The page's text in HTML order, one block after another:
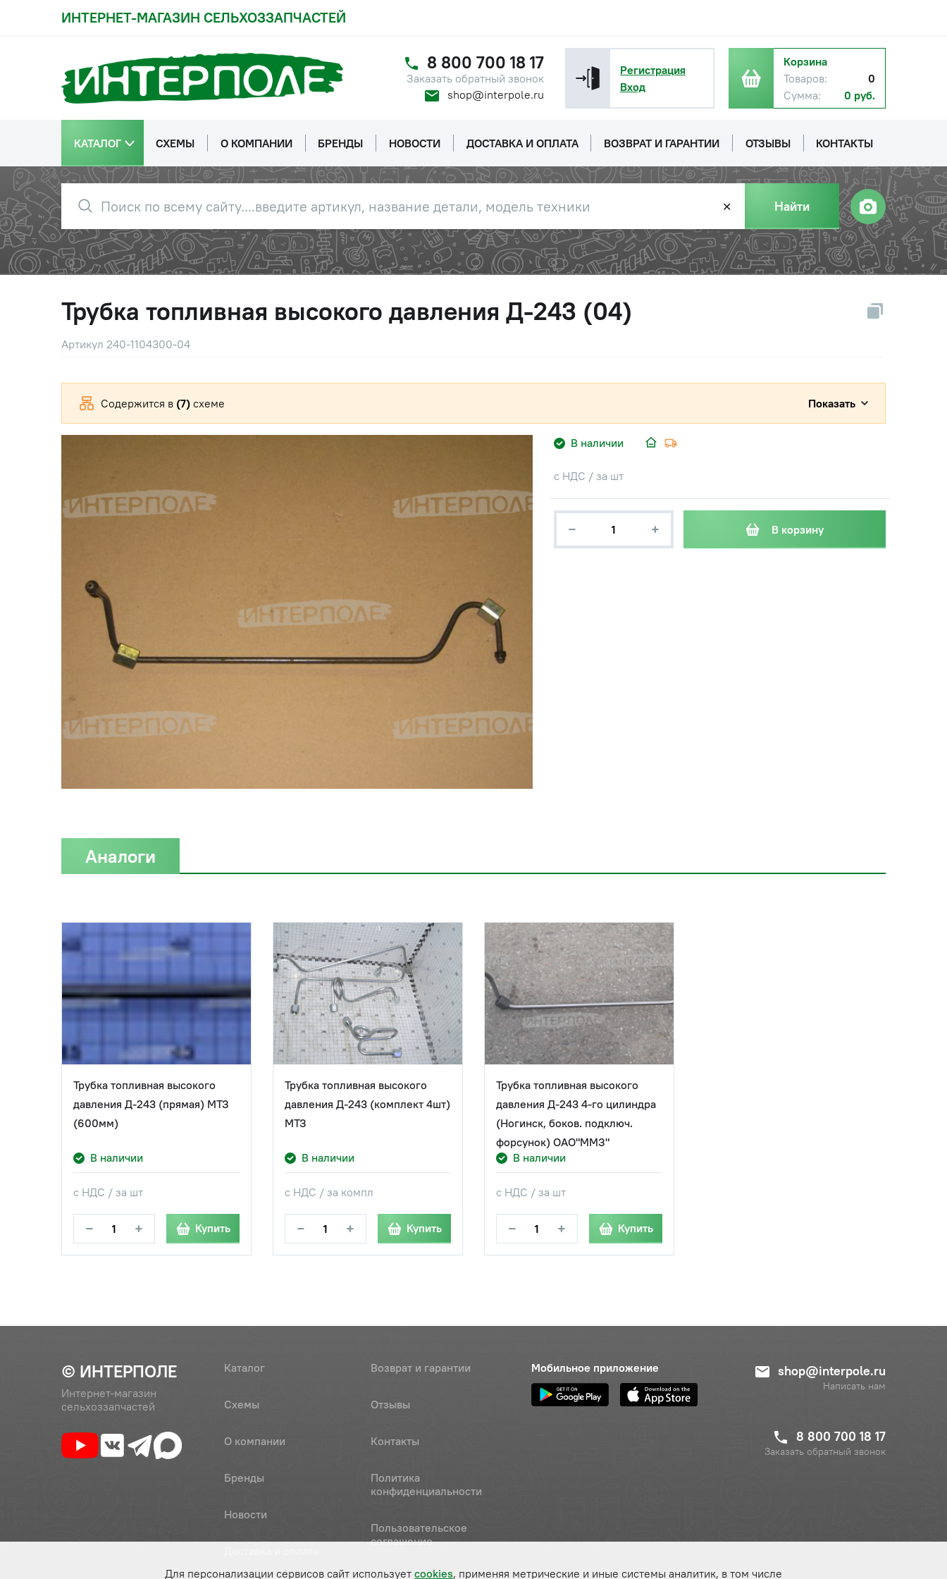
ИНТЕРНЕТ-МАГАЗИН СЕЛЬХОЗЗАПЧАСТЕЙ
8 800 700 18 17
Заказать обратный звонок
shop@interpole.ru
Регистрация
Вход
Корзина
Товаров:
0
Сумма:
0 руб.
КАТАЛОГ СХЕМЫ О КОМПАНИИ БРЕНДЫ НОВОСТИ ДОСТАВКА И ОПЛАТА ВОЗВРАТ И ГАРАНТИИ ОТЗЫВЫ КОНТАКТЫ
✕ Найти
Трубка топливная высокого давления Д-243 (04)
Артикул 240-1104300-04
В наличии
с НДС / за шт
− + В корзину
Содержится в (7) схеме Показать
Аналоги
Трубка топливная высокого
давления Д-243 (прямая) МТЗ
(600мм)
В наличии
с НДС / за шт
− + Купить
Трубка топливная высокого
давления Д-243 (комплект 4шт)
МТЗ
В наличии
с НДС / за компл
− + Купить
Трубка топливная высокого
давления Д-243 4-го цилиндра
(Ногинск, боков. подключ.
форсунок) ОАО"ММЗ"
В наличии
с НДС / за шт
− + Купить
© ИНТЕРПОЛЕ
Интернет-магазин
сельхоззапчастей
Каталог
Схемы
О компании
Бренды
Новости
Возврат и гарантии
Отзывы
Контакты
Политика
конфиденциальности
Пользовательское
соглашение
Мобильное приложение shop@interpole.ru
Написать нам
8 800 700 18 17
Заказать обратный звонок
Для персонализации сервисов сайт использует cookies, применяя метрические и иные системы аналитик, в том числе